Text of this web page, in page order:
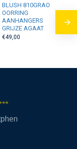
BLUSH 810GRAO
OORRING
AANHANGERS
GRIJZE AGAAT
€49,00